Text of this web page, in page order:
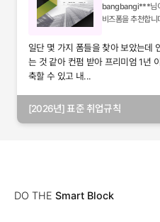
bangbangi***님
비즈폼을 추천합니
일단 몇 가지 폼들을 찾아 보았는데
는 것 같아 컨펌 받아 프리미엄 1년
축할 수 있고 내...
[2026년] 표준 취업규칙
DO THE Smart Block